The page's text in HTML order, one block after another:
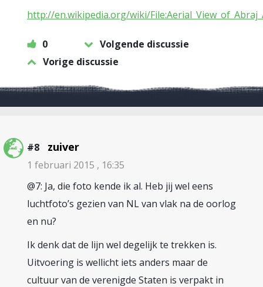
http://en.wikipedia.org/wiki/
0
Volgende discussie
Vorige discussie
#8 zuiver
1 februari 2015 , 16:35
@7: Ja, die foto kende ik al. Heb jij wel eens
luchtfoto’s gezien van NL van vlak na de oorlog
en nu?
Ik denk dat de lijn wel degelijk te trekken is.
Uitvoering is wellicht iets anders maar de
cultuur van de verenigde Staten is verpakt in